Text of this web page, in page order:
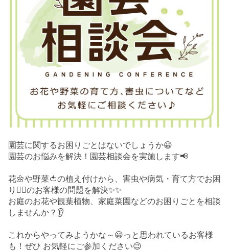
園芸に関するお困りごとはないでしょうか😀
園芸のお悩みを解決！園芸相談会を実施します📢
花🌼や野菜🍅の植え付けから、害虫や病気・育て方でお困
り😮‍💨のお客様の問題を解決✨✨
お庭のお花や観葉植物、家庭菜園などのお困りごとを相談
しませんか？👂
これからやってみようかな～😀っと思われているお客様
も！ぜひ お気軽にご参加ください😉